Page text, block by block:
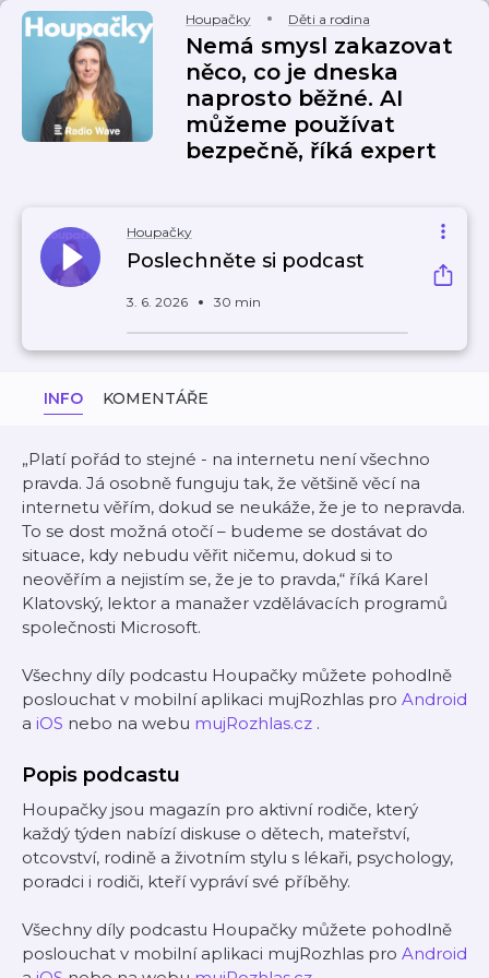
Houpačky Děti a rodina
Nemá smysl zakazovat
něco, co je dneska
naprosto běžné. AI
můžeme používat
bezpečně, říká expert
Houpačky
Poslechněte si podcast
3. 6. 2026 30 min
INFO KOMENTÁŘE
„Platí pořád to stejné - na internetu není všechno
pravda. Já osobně funguju tak, že většině věcí na
internetu věřím, dokud se neukáže, že je to nepravda.
To se dost možná otočí – budeme se dostávat do
situace, kdy nebudu věřit ničemu, dokud si to
neověřím a nejistím se, že je to pravda,“ říká Karel
Klatovský, lektor a manažer vzdělávacích programů
společnosti Microsoft.
Všechny díly podcastu Houpačky můžete pohodlně
poslouchat v mobilní aplikaci mujRozhlas pro Android
a iOS nebo na webu mujRozhlas.cz .
Popis podcastu
Houpačky jsou magazín pro aktivní rodiče, který
každý týden nabízí diskuse o dětech, mateřství,
otcovství, rodině a životním stylu s lékaři, psychology,
poradci i rodiči, kteří vypráví své příběhy.
Všechny díly podcastu Houpačky můžete pohodlně
poslouchat v mobilní aplikaci mujRozhlas pro Android